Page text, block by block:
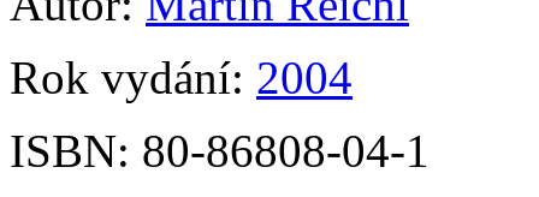
Rok vydání: 2004
ISBN: 80-86808-04-1